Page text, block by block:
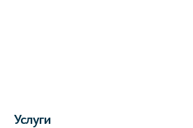
Услуги